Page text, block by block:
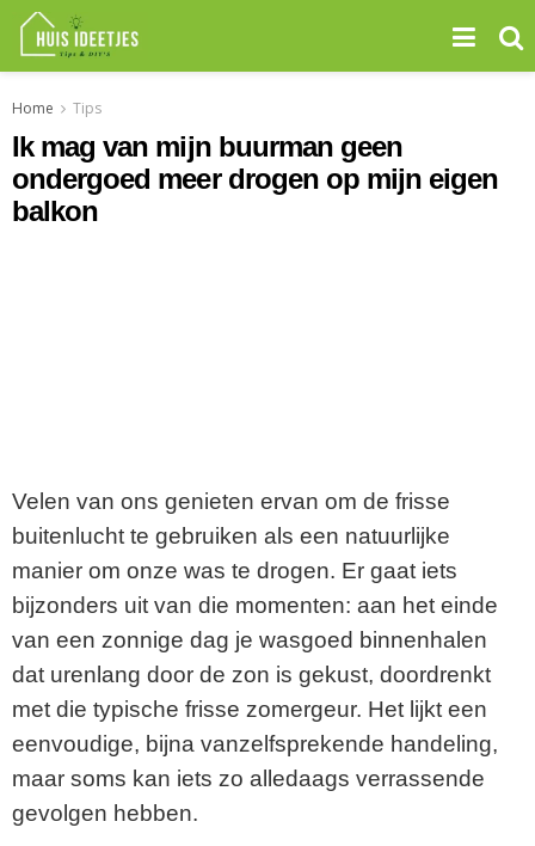
Home Tips
Ik mag van mijn buurman geen
ondergoed meer drogen op mijn eigen
balkon
Velen van ons genieten ervan om de frisse
buitenlucht te gebruiken als een natuurlijke
manier om onze was te drogen. Er gaat iets
bijzonders uit van die momenten: aan het einde
van een zonnige dag je wasgoed binnenhalen
dat urenlang door de zon is gekust, doordrenkt
met die typische frisse zomergeur. Het lijkt een
eenvoudige, bijna vanzelfsprekende handeling,
maar soms kan iets zo alledaags verrassende
gevolgen hebben.